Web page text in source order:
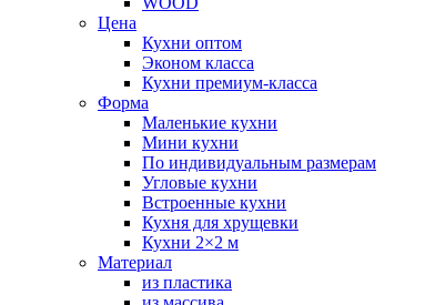
Цена
Кухни оптом
Эконом класса
Кухни премиум-класса
Форма
Маленькие кухни
Мини кухни
По индивидуальным размерам
Угловые кухни
Встроенные кухни
Кухня для хрущевки
Кухни 2×2 м
Материал
из пластика